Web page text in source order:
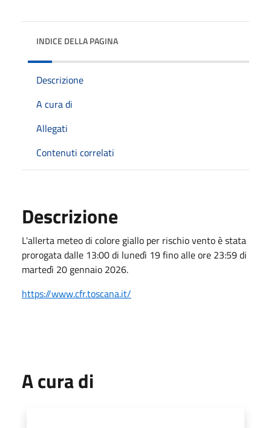
INDICE DELLA PAGINA
Descrizione
A cura di
Allegati
Contenuti correlati
Descrizione
L'allerta meteo di colore giallo per rischio vento è stata
prorogata dalle 13:00 di lunedì 19 fino alle ore 23:59 di
martedì 20 gennaio 2026.
https://www.cfr.toscana.it/
A cura di